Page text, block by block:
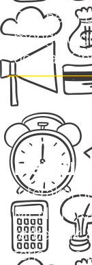
Gak perlu
dengan
Interaksi
terbentuk
terjadinya